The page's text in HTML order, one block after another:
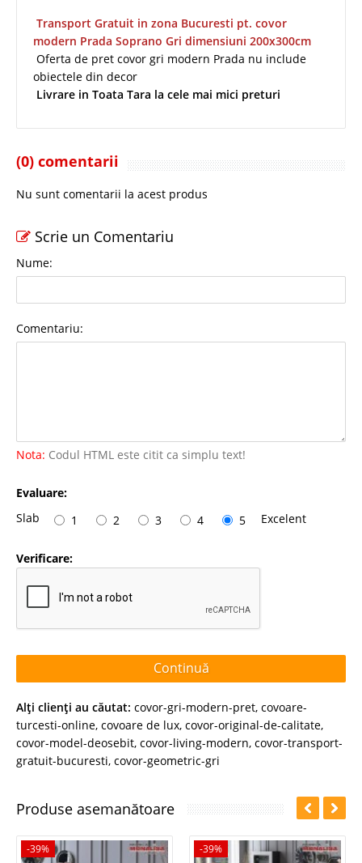
Transport Gratuit in zona Bucuresti pt. covor
modern Prada Soprano Gri dimensiuni 200x300cm
Oferta de pret covor gri modern Prada nu include
obiectele din decor
Livrare in Toata Tara la cele mai mici preturi
(0) comentarii
Nu sunt comentarii la acest produs
Scrie un Comentariu
Nume:
Comentariu:
Nota: Codul HTML este citit ca simplu text!
Evaluare:
Slab
1 2 3 4 5 Excelent
Verificare:
Continuă
Alţi clienţi au căutat: covor-gri-modern-pret, covoare-
turcesti-online, covoare de lux, covor-original-de-calitate,
covor-model-deosebit, covor-living-modern, covor-transport-
gratuit-bucuresti, covor-geometric-gri
Produse asemanătoare
-39% -39%